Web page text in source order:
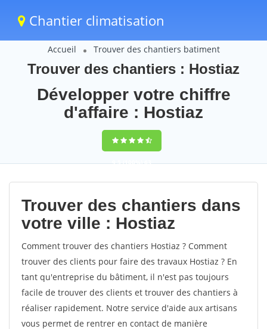
Chantier climatisation
Accueil Trouver des chantiers batiment
Trouver des chantiers : Hostiaz
Développer votre chiffre
d'affaire : Hostiaz
9,5(100%)63
votes
Trouver des chantiers dans
votre ville : Hostiaz
Comment trouver des chantiers Hostiaz ? Comment
trouver des clients pour faire des travaux Hostiaz ? En
tant qu'entreprise du bâtiment, il n'est pas toujours
facile de trouver des clients et trouver des chantiers à
réaliser rapidement. Notre service d'aide aux artisans
vous permet de rentrer en contact de manière